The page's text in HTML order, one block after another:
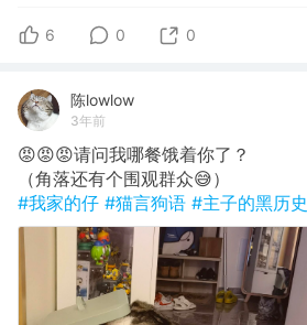
6 0 0
陈lowlow
3年前
😡😡😡请问我哪餐饿着你了？
（角落还有个围观群众😅）
#我家的仔 #猫言狗语 #主子的黑历史